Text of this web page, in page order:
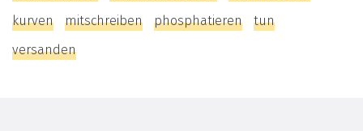
kurven
mitschreiben phosphatieren
tun
versanden